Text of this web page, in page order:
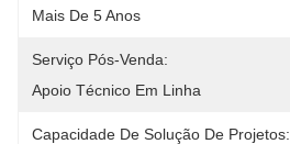
Mais De 5 Anos
Serviço Pós-Venda:
Apoio Técnico Em Linha
Capacidade De Solução De Projetos: